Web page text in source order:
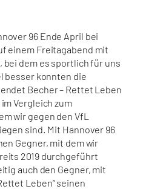
96 Ende April bei
einem Freitagabend mit
bei dem es sportlich für uns
besser konnten die
Becher – Rettet Leben
Vergleich zum
wir gegen den VfL
sind. Mit Hannover 96
Gegner, mit dem wir
2019 durchgeführt
auch den Gegner, mit
Leben“ seinen